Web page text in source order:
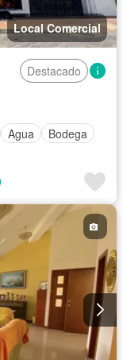
Local Comercial
Destacado
Agua
Bodega